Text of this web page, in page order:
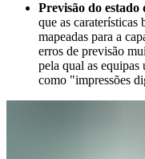
Previsão do estado
que as caraterísticas
mapeadas para a
erros de previsão
pela qual as
como "impressões